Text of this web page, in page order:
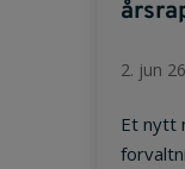
2. jun 26
Et nytt